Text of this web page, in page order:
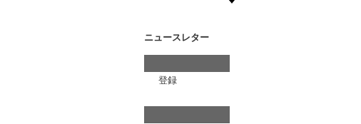
ニュースレター
登録